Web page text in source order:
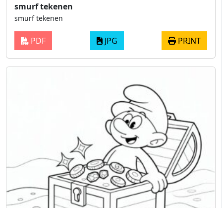
smurf tekenen
smurf tekenen
PDF JPG PRINT